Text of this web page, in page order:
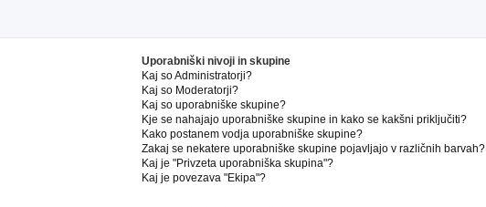
Uporabniški nivoji in skupine
Kaj so Administratorji?
Kaj so Moderatorji?
Kaj so uporabniške skupine?
Kje se nahajajo uporabniške skupine in kako se kakšni priključiti?
Kako postanem vodja uporabniške skupine?
Zakaj se nekatere uporabniške skupine pojavljajo v različnih barvah?
Kaj je "Privzeta uporabniška skupina"?
Kaj je povezava "Ekipa"?